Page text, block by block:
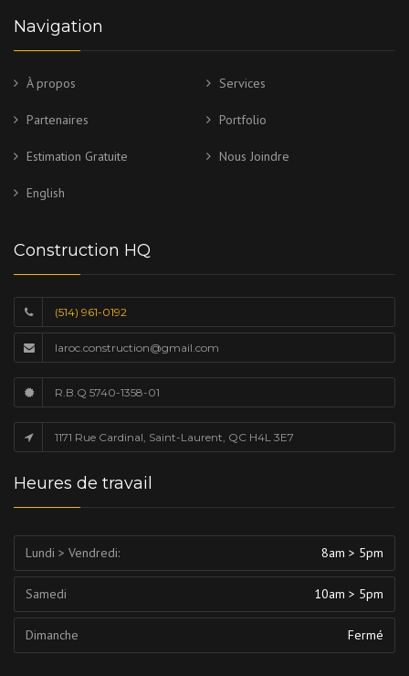
Navigation
À propos Services
Partenaires Portfolio
Estimation Gratuite Nous Joindre
English
Construction HQ
(514) 961-0192
laroc.construction@gmail.com
R.B.Q 5740-1358-01
1171 Rue Cardinal, Saint-Laurent, QC H4L 3E7
Heures de travail
Lundi > Vendredi: 8am > 5pm
Samedi 10am > 5pm
Dimanche Fermé